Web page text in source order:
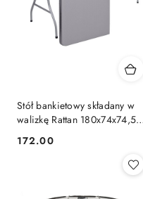
Stół bankietowy składany w
walizkę Rattan 180x74x74,5
Cena:
172.00